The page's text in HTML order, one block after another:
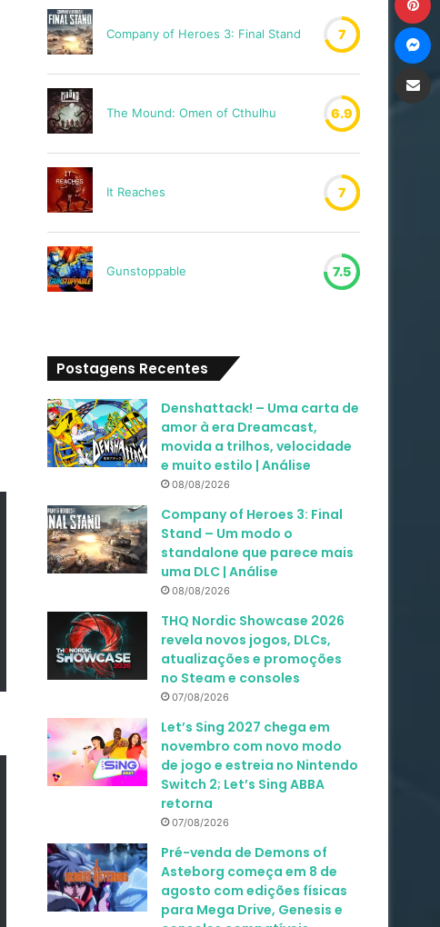
Company of Heroes 3: Final Stand 7
The Mound: Omen of Cthulhu 6.9
It Reaches 7
Gunstoppable 7.5
Postagens Recentes
Denshattack! – Uma carta de
amor à era Dreamcast,
movida a trilhos, velocidade
e muito estilo | Análise
08/08/2026
Company of Heroes 3: Final
Stand – Um modo o
standalone que parece mais
uma DLC | Análise
08/08/2026
THQ Nordic Showcase 2026
revela novos jogos, DLCs,
atualizações e promoções
no Steam e consoles
07/08/2026
Let’s Sing 2027 chega em
novembro com novo modo
de jogo e estreia no Nintendo
Switch 2; Let’s Sing ABBA
retorna
07/08/2026
Pré-venda de Demons of
Asteborg começa em 8 de
agosto com edições físicas
para Mega Drive, Genesis e